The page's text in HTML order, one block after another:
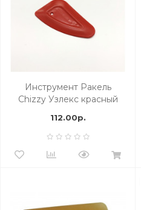
Инструмент Ракель
Chizzy Узлекс красный
112.00р.